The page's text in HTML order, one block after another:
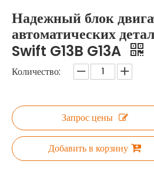
Надежный блок
автоматических
Swift G13B G13A
Количество:
Запрос цены
Добавить в корзину